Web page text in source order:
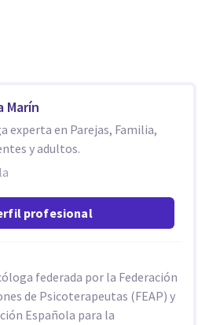
Marín
experta en Parejas, Familia,
y adultos.
profesional
federada por la Federación
de Psicoterapeutas (FEAP) y
Española para la